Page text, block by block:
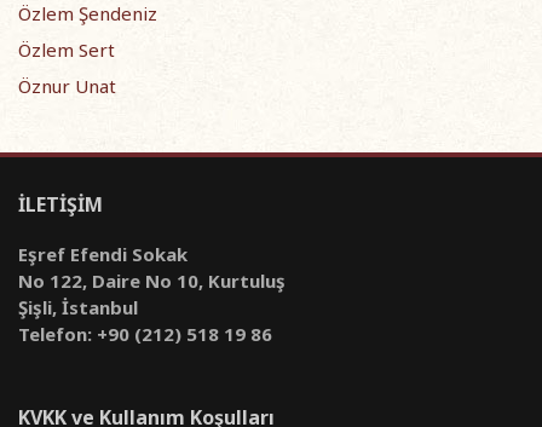
Özlem Şendeniz
Özlem Sert
Öznur Unat
İLETİŞİM
Eşref Efendi Sokak
No 122, Daire No 10, Kurtuluş
Şişli, İstanbul
Telefon: +90 (212) 518 19 86
KVKK ve Kullanım Koşulları